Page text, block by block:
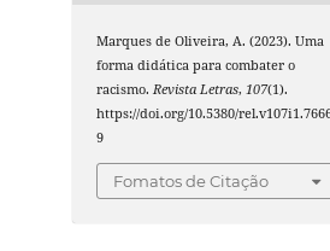
Marques de Oliveira, A. (2023). Uma
forma didática para combater o
racismo.Revista Letras,107(1).
https://doi.org/10.5380/
9
Fomatos de Citação